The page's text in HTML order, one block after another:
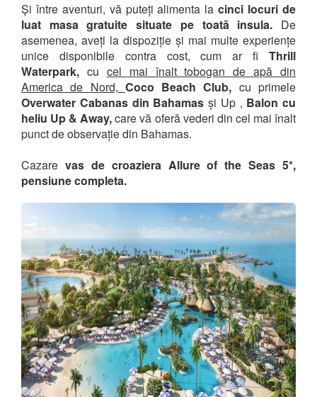
Și între aventuri, vă puteți alimenta lacinci locuri de
luat masa gratuite situate pe toată insula. De
asemenea, aveți la dispoziție și mai multe experiențe
unice disponibile contra cost, cum ar fi Thrill
Waterpark, cu cel mai înalt tobogan de apă din
America de Nord, Coco Beach Club, cu primele
Overwater Cabanas din Bahamas și Up , Balon cu
heliu Up & Away,care vă oferă vederi din cel mai înalt
punct de observație din Bahamas.
Cazare vas de croaziera Allure of the Seas 5*,
pensiune completa.